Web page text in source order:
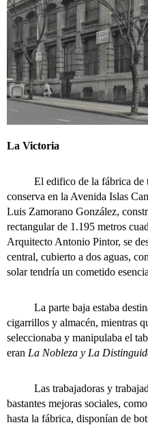
La Victoria
El edifico de la fábrica de
conserva en la Avenida Islas
Luis Zamorano González,
rectangular de 1.195 metros
Arquitecto Antonio Pintor, se
central, cubierto a dos aguas,
solar tendría un cometido
La parte baja estaba
cigarrillos y almacén, mientras
seleccionaba y manipulaba el
eran La Nobleza y La
Las trabajadoras y
bastantes mejoras sociales,
hasta la fábrica, disponían de